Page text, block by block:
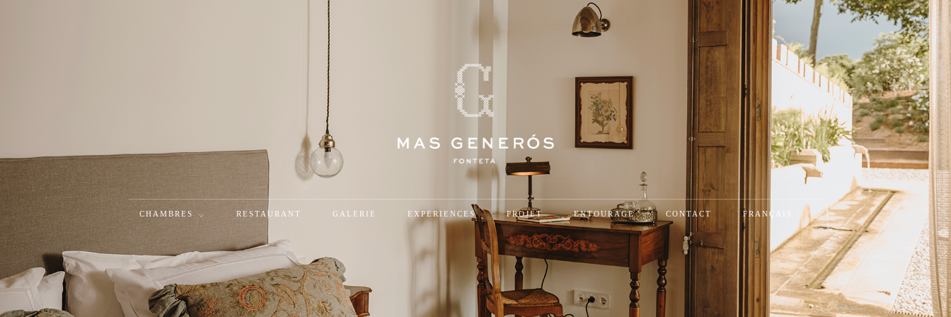
CHAMBRES RESTAURANT GALERIE EXPERIENCES PROJET ENTOURAGE CONTACT FRANÇAIS
Anglais
Espagnol